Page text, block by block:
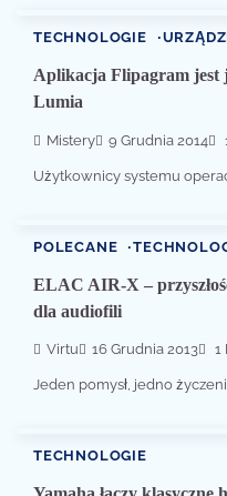
TECHNOLOGIE
Aplikacja Flipagram jest
Lumia
Mistery 9 Grudnia 2014
Użytkownicy systemu
POLECANE
ELAC AIR-X –
dla audiofili
Virtu 16 Grudnia 2013 1
Jeden pomysł, jedno
TECHNOLOGIE